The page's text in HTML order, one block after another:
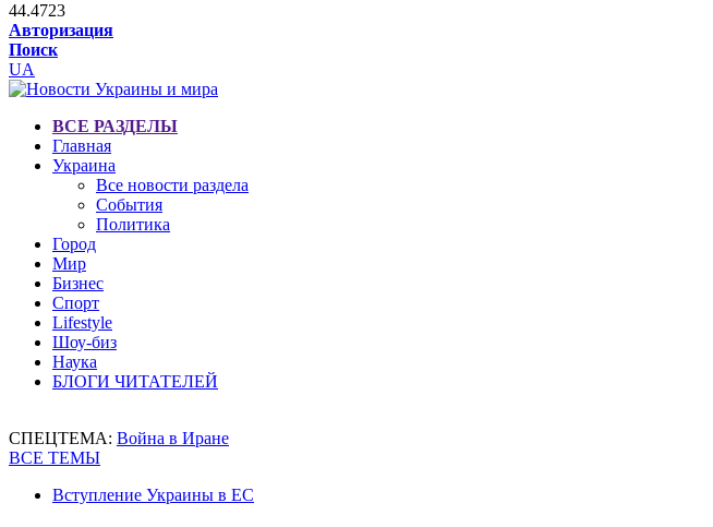
44.4723
Авторизация
Поиск
UA
ВСЕ РАЗДЕЛЫ
Главная
Украина
Все новости раздела
События
Политика
Город
Мир
Бизнес
Спорт
Lifestyle
Шоу-биз
Наука
БЛОГИ ЧИТАТЕЛЕЙ
СПЕЦТЕМА: Война в Иране
ВСЕ ТЕМЫ
Вступление Украины в ЕС